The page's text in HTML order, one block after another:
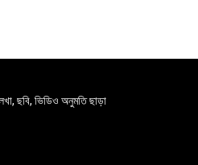
ছবি, ভিডিও অনুমতি ছাড়া